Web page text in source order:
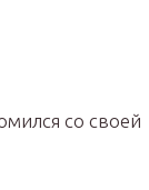
со своей